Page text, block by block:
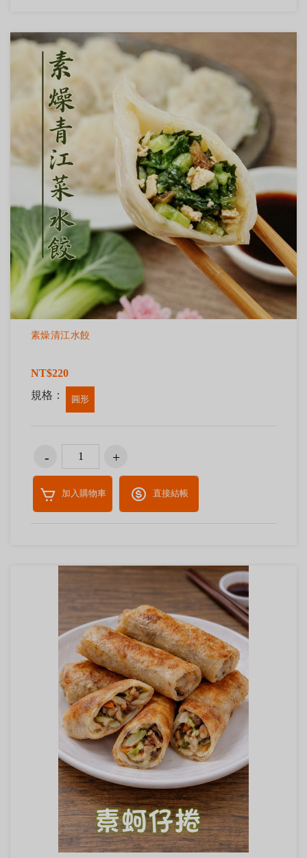
素燥清江水餃
NT$220
規格：
圓形
加入購物車 直接結帳